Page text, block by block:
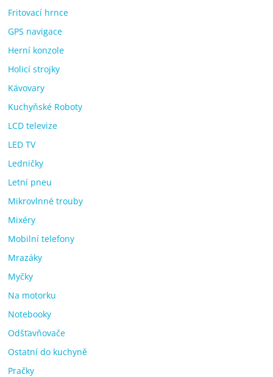
Fritovací hrnce
GPS navigace
Herní konzole
Holicí strojky
Kávovary
Kuchyňské Roboty
LCD televize
LED TV
Ledničky
Letní pneu
Mikrovlnné trouby
Mixéry
Mobilní telefony
Mrazáky
Myčky
Na motorku
Notebooky
Odšťavňovače
Ostatní do kuchyně
Pračky